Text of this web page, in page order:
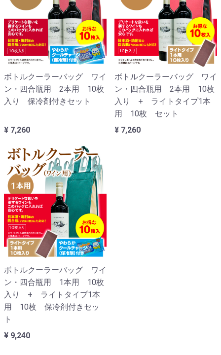
ボトルクーラーバッグ ワイ
ン・四合瓶用 2本用 10枚
入り 保冷剤付きセット
¥ 7,260
ボトルクーラーバッグ ワイ
ン・四合瓶用 2本用 10枚
入り + ライトタイプ1本
用 10枚 セット
¥ 7,260
ボトルクーラーバッグ ワイ
ン・四合瓶用 1本用 10枚
入り + ライトタイプ1本
用 10枚 保冷剤付きセッ
ト
¥ 9,240